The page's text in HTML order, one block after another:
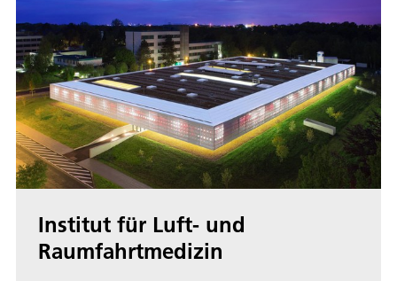
Institut für Luft- und
Raumfahrtmedizin